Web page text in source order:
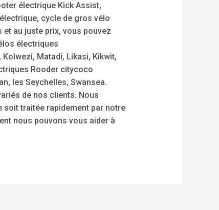
électrique Kick Assist,
cycle de gros vélo
au juste prix, vous pouvez
électriques
Matadi, Likasi, Kikwit,
Rooder citycoco
les Seychelles, Swansea.
de nos clients. Nous
traitée rapidement par notre
nous pouvons vous aider à